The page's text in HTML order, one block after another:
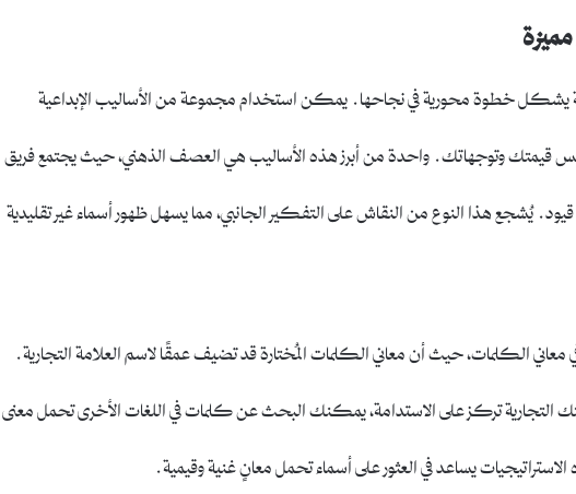
يشكل خطوة محورية في نجاحها. يمكن استخدام مجموعة من الأساليب الإبداعية
قيمتك وتوجهاتك. واحدة من أبرز هذه الأساليب هي العصف الذهني، حيث يجتمع فريق
يُشجع هذا النوع من النقاش على التفكير الجانبي، مما يسهل ظهور أسماء غير تقليدية
الكلمات، حيث أن معاني الكلمات المُختارة قد تضيف عمقًا لاسم العلامة التجارية.
التجارية تركز على الاستدامة، يمكنك البحث عن كلمات في اللغات الأخرى تحمل معنى
يساعد في العثور على أسماء تحمل معانٍ غنية وقيمية.